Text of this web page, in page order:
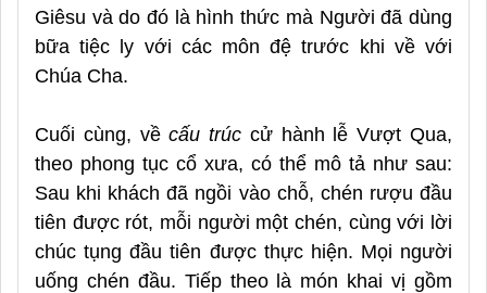
Giêsu và do đó là hình thức mà Người đã dùng
bữa tiệc ly với các môn đệ trước khi về với
Chúa Cha.
Cuối cùng, vềcấu trúc cử hành lễ Vượt Qua,
theo phong tục cổ xưa, có thể mô tả như sau:
Sau khi khách đã ngồi vào chỗ, chén rượu đầu
tiên được rót, mỗi người một chén, cùng với lời
chúc tụng đầu tiên được thực hiện. Mọi người
uống chén đầu. Tiếp theo là món khai vị gồm